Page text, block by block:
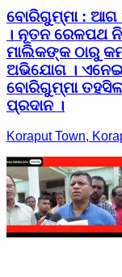
ବୋରିଗୁମ୍ମା : ଆଗ
। ନୂତନ ରେଳପଥ
ମାଲିକଙ୍କ ଠାରୁ
ଅଭିଯୋଗ ।
ବୋରିଗୁମ୍ମା
ପ୍ରଦାନ ।
Koraput Town,